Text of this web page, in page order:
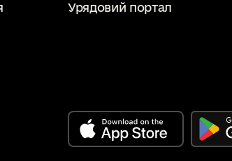
Урядовий портал